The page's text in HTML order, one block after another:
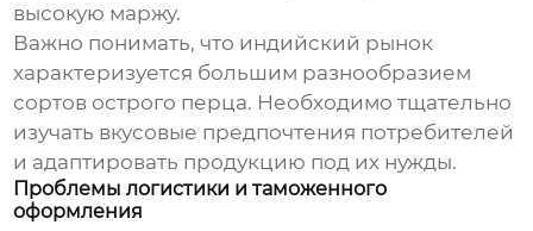
высокую маржу.
Важно понимать, что индийский рынок
характеризуется большим разнообразием
сортов острого перца. Необходимо тщательно
изучать вкусовые предпочтения потребителей
и адаптировать продукцию под их нужды.
Проблемы логистики и таможенного
оформления